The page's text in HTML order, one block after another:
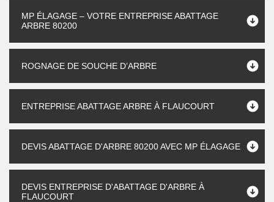
MP ÉLAGAGE – VOTRE ENTREPRISE ABATTAGE
ARBRE 80200
ROGNAGE DE SOUCHE D’ARBRE
ENTREPRISE ABATTAGE ARBRE À FLAUCOURT
DEVIS ABATTAGE D'ARBRE 80200 AVEC MP ÉLAGAGE
DEVIS ENTREPRISE D'ABATTAGE D'ARBRE À
FLAUCOURT